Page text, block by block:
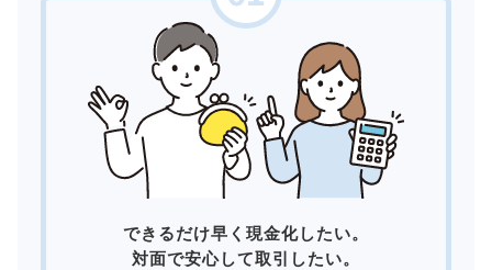
できるだけ早く現金化したい。
対面で安心して取引したい。